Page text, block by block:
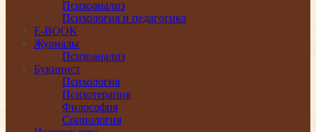
Психоанализ
Психология и педагогика
E-BOOK
Журналы
Психоанализ
Букинист
Психология
Психотерапия
Философия
Социология